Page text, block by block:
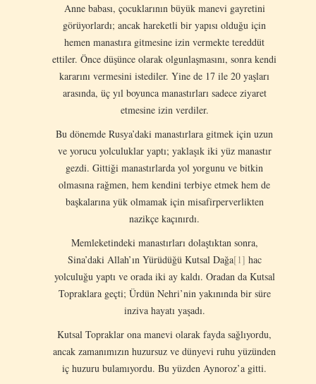
Anne babası, çocuklarının büyük manevi gayretini
görüyorlardı; ancak hareketli bir yapısı olduğu için
hemen manastıra gitmesine izin vermekte tereddüt
ettiler. Önce düşünce olarak olgunlaşmasını, sonra kendi
kararını vermesini istediler. Yine de 17 ile 20 yaşları
arasında, üç yıl boyunca manastırları sadece ziyaret
etmesine izin verdiler.
Bu dönemde Rusya’daki manastırlara gitmek için uzun
ve yorucu yolculuklar yaptı; yaklaşık iki yüz manastır
gezdi. Gittiği manastırlarda yol yorgunu ve bitkin
olmasına rağmen, hem kendini terbiye etmek hem de
başkalarına yük olmamak için misafirperverlikten
nazikçe kaçınırdı.
Memleketindeki manastırları dolaştıktan sonra,
Sina’daki Allah’ın Yürüdüğü Kutsal Dağa[1] hac
yolculuğu yaptı ve orada iki ay kaldı. Oradan da Kutsal
Topraklara geçti; Ürdün Nehri’nin yakınında bir süre
inziva hayatı yaşadı.
Kutsal Topraklar ona manevi olarak fayda sağlıyordu,
ancak zamanımızın huzursuz ve dünyevi ruhu yüzünden
iç huzuru bulamıyordu. Bu yüzden Aynoroz’a gitti.